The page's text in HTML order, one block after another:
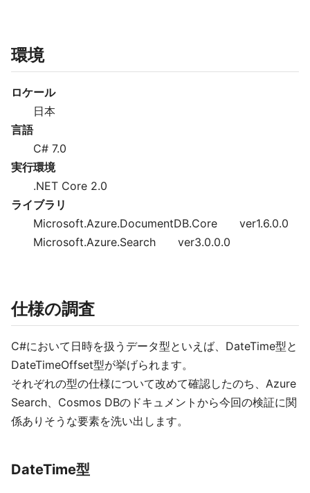
環境
ロケール
日本
言語
C# 7.0
実行環境
.NET Core 2.0
ライブラリ
Microsoft.Azure.DocumentDB.Core ver1.6.0.0
Microsoft.Azure.Search ver3.0.0.0
仕様の調査
C#において日時を扱うデータ型といえば、DateTime型と
DateTimeOffset型が挙げられます。
それぞれの型の仕様について改めて確認したのち、Azure
Search、Cosmos DBのドキュメントから今回の検証に関
係ありそうな要素を洗い出します。
DateTime型